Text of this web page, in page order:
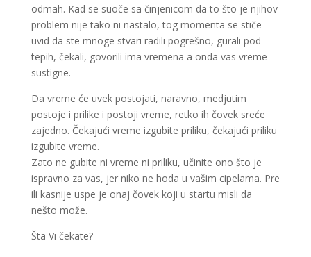
odmah. Kad se suoče sa činjenicom da to što je njihov
problem nije tako ni nastalo, tog momenta se stiče
uvid da ste mnoge stvari radili pogrešno, gurali pod
tepih, čekali, govorili ima vremena a onda vas vreme
sustigne.
Da vreme će uvek postojati, naravno, medjutim
postoje i prilike i postoji vreme, retko ih čovek sreće
zajedno. Čekajući vreme izgubite priliku, čekajući priliku
izgubite vreme.
Zato ne gubite ni vreme ni priliku, učinite ono što je
ispravno za vas, jer niko ne hoda u vašim cipelama. Pre
ili kasnije uspe je onaj čovek koji u startu misli da
nešto može.
Šta Vi čekate?